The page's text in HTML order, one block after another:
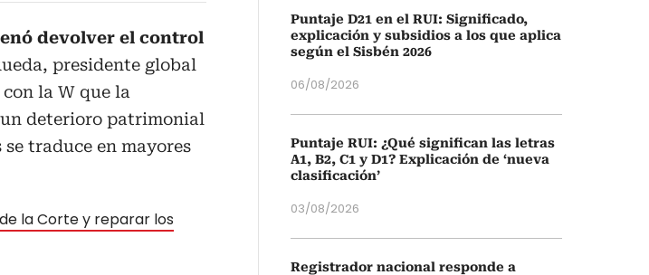
devolver el control
presidente global
la W que la
deterioro patrimonial
traduce en mayores
la Corte y reparar los
Puntaje D21 en el RUI: Significado,
explicación y subsidios a los que aplica
según el Sisbén 2026
06/08/2026
Puntaje RUI: ¿Qué significan las letras
A1, B2, C1 y D1? Explicación de ‘nueva
clasificación’
03/08/2026
Registrador nacional responde a